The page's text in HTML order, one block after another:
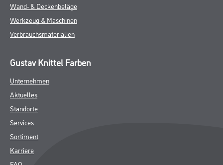
Wand- & Deckenbeläge
Werkzeug & Maschinen
Verbrauchsmaterialien
Gustav Knittel Farben
Unternehmen
Aktuelles
Standorte
Services
Sortiment
Karriere